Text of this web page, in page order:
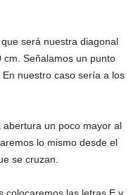
será nuestra diagonal
cm. Señalamos un punto
nuestro caso sería a los
un poco mayor al
lo mismo desde el
se cruzan.